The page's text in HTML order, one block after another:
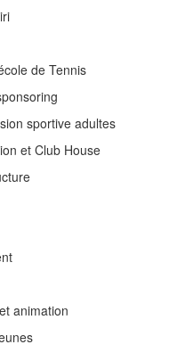
de Tennis
sportive adultes
et Club House
animation